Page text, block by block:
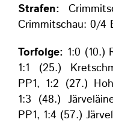
Strafen:
Crimmitschau: 0/4
Torfolge: 1:0 (10.)
1:1 (25.)
PP1, 1:2 (27.)
1:3 (48.)
PP1, 1:4 (57.)